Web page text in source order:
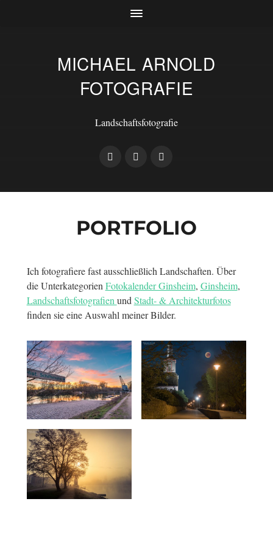
MICHAEL ARNOLD
FOTOGRAFIE
Landschaftsfotografie
PORTFOLIO
Ich fotografiere fast ausschließlich Landschaften. Über
die Unterkategorien Fotokalender Ginsheim, Ginsheim,
Landschaftsfotografien und Stadt- & Architekturfotos
finden sie eine Auswahl meiner Bilder.